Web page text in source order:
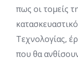
πως οι τομείς
Τεχνολογίας,
που θα